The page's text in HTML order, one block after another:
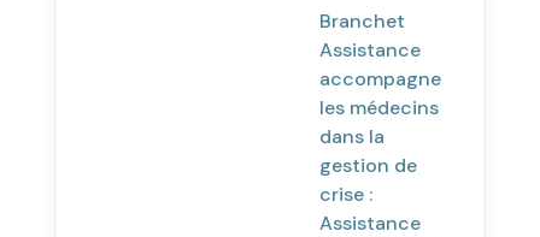
Branchet
Assistance
accompagne
les médecins
dans la
gestion de
crise :
Assistance